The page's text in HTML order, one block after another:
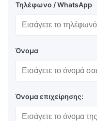
Τηλέφωνο / WhatsApp
Όνομα
Όνομα επιχείρησης: